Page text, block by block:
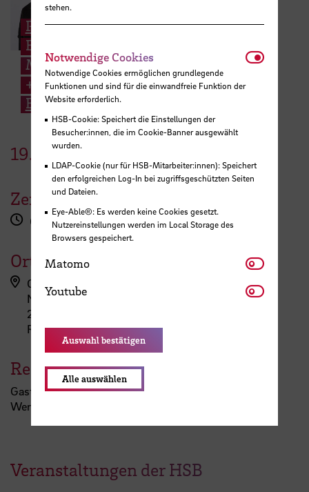
Prof. Monique Jüttner
Entwerfen, Baukonstruktion und
Material
+49 421 5905 2416
E-Mail
19. Januar
Zeit
09:45 Uhr
Ort
Campus Neustadt, Neustadtswall (E-Gebäude)
Neustadtswall 30
28199 Bremen
Raum 600
Referent:in
Gastinput von Frank Hlawatsch, Leibnitz-Institut für
Werkstofforientierte Technologien
Veranstaltungen der HSB
stehen.
Notwendige Cookies
Notwendige Cookies ermöglichen grundlegende
Funktionen und sind für die einwandfreie Funktion der
Website erforderlich.
HSB-Cookie: Speichert die Einstellungen der
Besucher:innen, die im Cookie-Banner ausgewählt
wurden.
LDAP-Cookie (nur für HSB-Mitarbeiter:innen): Speichert
den erfolgreichen Log-In bei zugriffsgeschützten Seiten
und Dateien.
Eye-Able®: Es werden keine Cookies gesetzt.
Nutzereinstellungen werden im Local Storage des
Browsers gespeichert.
Matomo Matomo
Youtube Youtube
Auswahl bestätigen
Alle auswählen